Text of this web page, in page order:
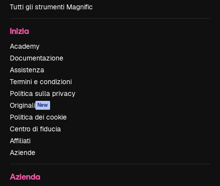
Tutti gli strumenti Magnific
Inizia
Academy
Documentazione
Assistenza
Termini e condizioni
Politica sulla privacy
Originali New
Politica dei cookie
Centro di fiducia
Affiliati
Aziende
Azienda